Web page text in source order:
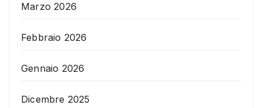
Marzo 2026
Febbraio 2026
Gennaio 2026
Dicembre 2025